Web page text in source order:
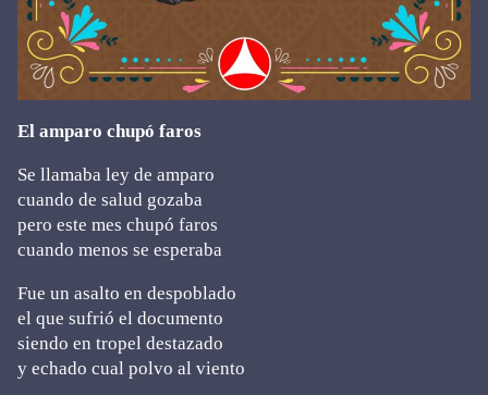
El amparo chupó faros
Se llamaba ley de amparo
cuando de salud gozaba
pero este mes chupó faros
cuando menos se esperaba
Fue un asalto en despoblado
el que sufrió el documento
siendo en tropel destazado
y echado cual polvo al viento